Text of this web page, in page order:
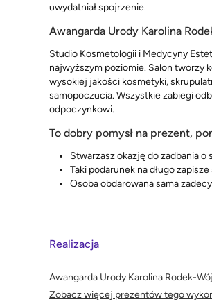
uwydatniał spojrzenie.
Awangarda Urody Karolina
Studio Kosmetologii i Medycyny
najwyższym poziomie. Salon tworzy
wysokiej jakości kosmetyki,
samopoczucia. Wszystkie zabiegi
odpoczynkowi.
To dobry pomysł na prezent,
Stwarzasz okazję do zadbania o
Taki podarunek na długo
Osoba obdarowana sama
Realizacja
Awangarda Urody Karolina Rodek-
Zobacz więcej prezentów tego